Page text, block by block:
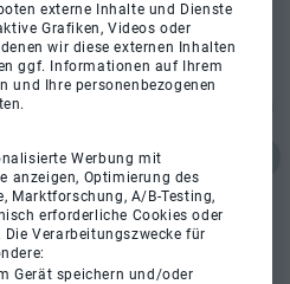
externe Inhalte und Dienste
Grafiken, Videos oder
wir diese externen Inhalten
ggf. Informationen auf Ihrem
und Ihre personenbezogenen
Werbung mit
anzeigen, Optimierung des
Marktforschung, A/B-Testing,
erforderliche Cookies oder
Verarbeitungszwecke für
Gerät speichern und/oder